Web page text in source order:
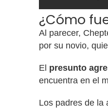
¿Cómo
Al parecer,
por su novio,
El presunto
encuentra en el
Los padres de la